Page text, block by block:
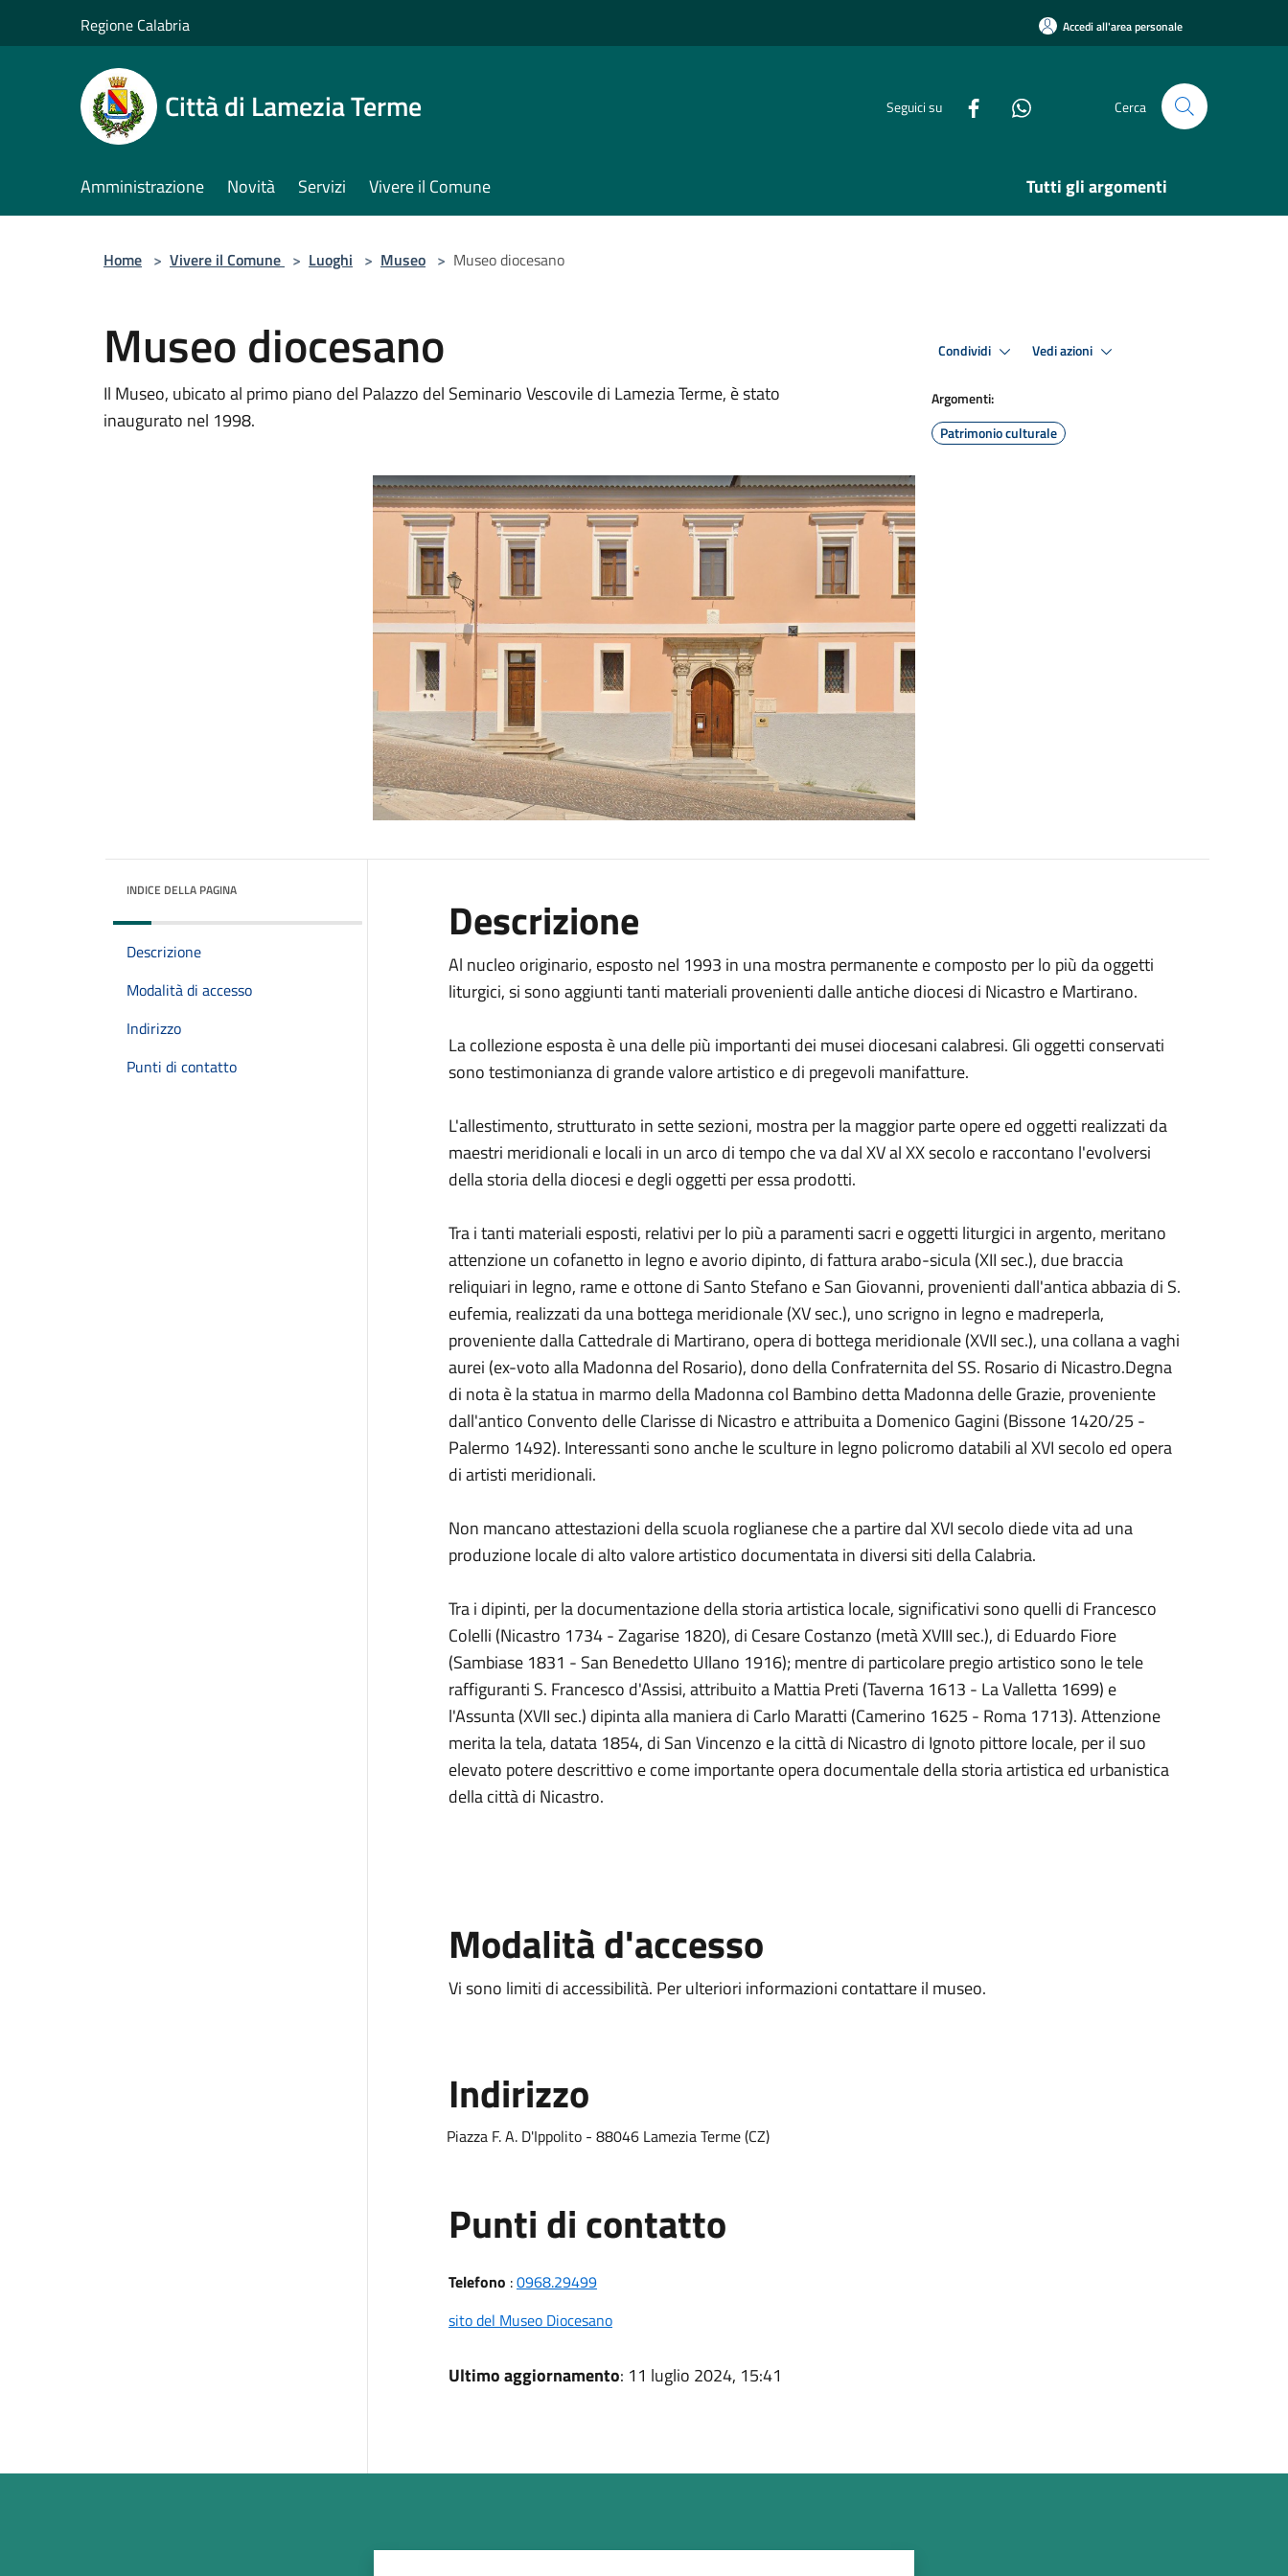
Regione Calabria Accedi all'area personale
Città di Lamezia Terme Seguici su Cerca
Amministrazione Novità Servizi Vivere il Comune Tutti gli argomenti
Home > Vivere il Comune > Luoghi > Museo > Museo diocesano
Museo diocesano
Il Museo, ubicato al primo piano del Palazzo del Seminario Vescovile di Lamezia Terme, è stato
inaugurato nel 1998.
Condividi Vedi azioni
Argomenti:
Patrimonio culturale
INDICE DELLA PAGINA
Descrizione
Modalità di accesso
Indirizzo
Punti di contatto
Descrizione
Al nucleo originario, esposto nel 1993 in una mostra permanente e composto per lo più da oggetti
liturgici, si sono aggiunti tanti materiali provenienti dalle antiche diocesi di Nicastro e Martirano.
La collezione esposta è una delle più importanti dei musei diocesani calabresi. Gli oggetti conservati
sono testimonianza di grande valore artistico e di pregevoli manifatture.
L'allestimento, strutturato in sette sezioni, mostra per la maggior parte opere ed oggetti realizzati da
maestri meridionali e locali in un arco di tempo che va dal XV al XX secolo e raccontano l'evolversi
della storia della diocesi e degli oggetti per essa prodotti.
Tra i tanti materiali esposti, relativi per lo più a paramenti sacri e oggetti liturgici in argento, meritano
attenzione un cofanetto in legno e avorio dipinto, di fattura arabo-sicula (XII sec.), due braccia
reliquiari in legno, rame e ottone di Santo Stefano e San Giovanni, provenienti dall'antica abbazia di S.
eufemia, realizzati da una bottega meridionale (XV sec.), uno scrigno in legno e madreperla,
proveniente dalla Cattedrale di Martirano, opera di bottega meridionale (XVII sec.), una collana a vaghi
aurei (ex-voto alla Madonna del Rosario), dono della Confraternita del SS. Rosario di Nicastro.Degna
di nota è la statua in marmo della Madonna col Bambino detta Madonna delle Grazie, proveniente
dall'antico Convento delle Clarisse di Nicastro e attribuita a Domenico Gagini (Bissone 1420/25 -
Palermo 1492). Interessanti sono anche le sculture in legno policromo databili al XVI secolo ed opera
di artisti meridionali.
Non mancano attestazioni della scuola roglianese che a partire dal XVI secolo diede vita ad una
produzione locale di alto valore artistico documentata in diversi siti della Calabria.
Tra i dipinti, per la documentazione della storia artistica locale, significativi sono quelli di Francesco
Colelli (Nicastro 1734 - Zagarise 1820), di Cesare Costanzo (metà XVIII sec.), di Eduardo Fiore
(Sambiase 1831 - San Benedetto Ullano 1916); mentre di particolare pregio artistico sono le tele
raffiguranti S. Francesco d'Assisi, attribuito a Mattia Preti (Taverna 1613 - La Valletta 1699) e
l'Assunta (XVII sec.) dipinta alla maniera di Carlo Maratti (Camerino 1625 - Roma 1713). Attenzione
merita la tela, datata 1854, di San Vincenzo e la città di Nicastro di Ignoto pittore locale, per il suo
elevato potere descrittivo e come importante opera documentale della storia artistica ed urbanistica
della città di Nicastro.
Modalità d'accesso
Vi sono limiti di accessibilità. Per ulteriori informazioni contattare il museo.
Indirizzo
Piazza F. A. D'Ippolito - 88046 Lamezia Terme (CZ)
Punti di contatto
Telefono :0968.29499
sito del Museo Diocesano
Ultimo aggiornamento: 11 luglio 2024, 15:41